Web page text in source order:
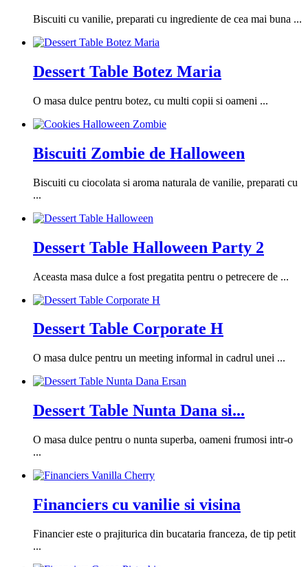
Biscuiti cu vanilie, preparati cu ingrediente de cea mai buna ...
Dessert Table Botez Maria
O masa dulce pentru botez, cu multi copii si oameni ...
Biscuiti Zombie de Halloween
Biscuiti cu ciocolata si aroma naturala de vanilie, preparati cu
...
Dessert Table Halloween Party 2
Aceasta masa dulce a fost pregatita pentru o petrecere de ...
Dessert Table Corporate H
O masa dulce pentru un meeting informal in cadrul unei ...
Dessert Table Nunta Dana si...
O masa dulce pentru o nunta superba, oameni frumosi intr-o
...
Financiers cu vanilie si visina
Financier este o prajiturica din bucataria franceza, de tip petit
...